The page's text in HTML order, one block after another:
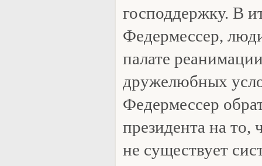
господдержку. В
Федермессер,
палате
дружелюбных
Федермессер
президента на то,
не существует